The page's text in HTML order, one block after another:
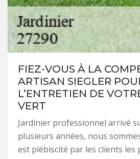
FIEZ-VOUS À LA
ARTISAN SIEGLER
L’ENTRETIEN DE
VERT
Jardinier professionnel arrivé
plusieurs années, nous
est plébiscité par les clients les